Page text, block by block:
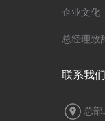
企业文化
总经理致
联系我们
总